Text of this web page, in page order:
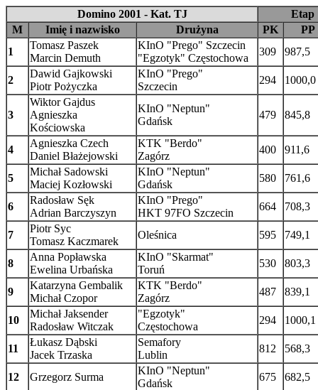
Domino 2001 - Kat. TJ
Etap
M
Imię i nazwisko Drużyna PK
PP
1
Tomasz Paszek
Marcin Demuth
KInO "Prego" Szczecin
"Egzotyk" Częstochowa
309 987,5
2
Dawid Gajkowski
Piotr Pożyczka
KInO "Prego"
Szczecin
294 1000,0
3
Wiktor Gajdus
Agnieszka
Kościowska
KInO "Neptun"
Gdańsk
479 845,8
4
Agnieszka Czech
Daniel Błażejowski
KTK "Berdo"
Zagórz
400 911,6
5
Michał Sadowski
Maciej Kozłowski
KInO "Neptun"
Gdańsk
580 761,6
6
Radosław Sęk
Adrian Barczyszyn
KInO "Prego"
HKT 97FO Szczecin
664 708,3
7
Piotr Syc
Tomasz Kaczmarek
Oleśnica 595 749,1
8
Anna Popławska
Ewelina Urbańska
KInO "Skarmat"
Toruń
530 803,3
9
Katarzyna Gembalik
Michał Czopor
KTK "Berdo"
Zagórz
487 839,1
10
Michał Jaksender
Radosław Witczak
"Egzotyk"
Częstochowa
294 1000,1
11
Łukasz Dąbski
Jacek Trzaska
Semafory
Lublin
812 568,3
12 Grzegorz Surma
KInO "Neptun"
Gdańsk
675 682,5